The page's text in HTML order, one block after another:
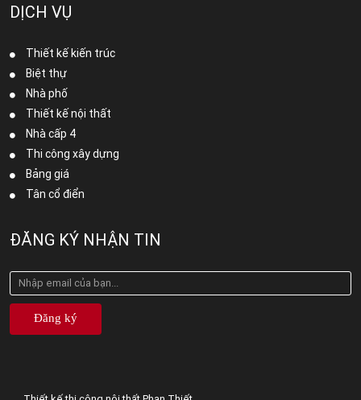
DỊCH VỤ
Thiết kế kiến trúc
Biệt thự
Nhà phố
Thiết kế nội thất
Nhà cấp 4
Thi công xây dựng
Bảng giá
Tân cổ điển
ĐĂNG KÝ NHẬN TIN
Đăng ký